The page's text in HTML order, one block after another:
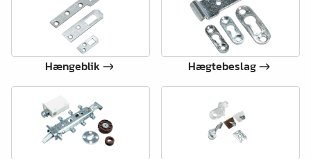
Hængeblik Hægtebeslag